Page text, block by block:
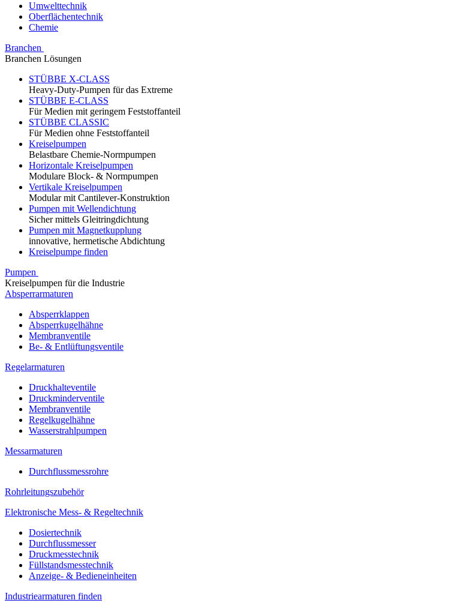
Umwelttechnik
Oberflächentechnik
Chemie
Branchen
Branchen Lösungen
STÜBBE X-CLASS
Heavy-Duty-Pumpen für das Extreme
STÜBBE E-CLASS
Für Medien mit geringem Feststoffanteil
STÜBBE CLASSIC
Für Medien ohne Feststoffanteil
Kreiselpumpen
Belastbare Chemie-Normpumpen
Horizontale Kreiselpumpen
Modulare Block- & Normpumpen
Vertikale Kreiselpumpen
Modular mit Cantilever-Konstruktion
Pumpen mit Wellendichtung
Sicher mittels Gleitringdichtung
Pumpen mit Magnetkupplung
innovative, hermetische Abdichtung
Kreiselpumpe finden
Pumpen
Kreiselpumpen für die Industrie
Absperrarmaturen
Absperrklappen
Absperrkugelhähne
Membranventile
Be- & Entlüftungsventile
Regelarmaturen
Druckhalteventile
Druckminderventile
Membranventile
Regelkugelhähne
Wasserstrahlpumpen
Messarmaturen
Durchflussmessrohre
Rohrleitungszubehör
Elektronische Mess- & Regeltechnik
Dosiertechnik
Durchflussmesser
Druckmesstechnik
Füllstandsmesstechnik
Anzeige- & Bedieneinheiten
Industriearmaturen finden